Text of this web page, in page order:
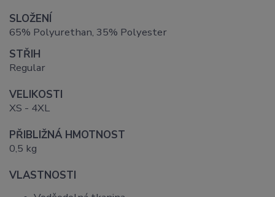
SLOŽENÍ
65% Polyurethan, 35% Polyester
STŘIH
Regular
VELIKOSTI
XS - 4XL
PŘIBLIŽNÁ HMOTNOST
0,5 kg
VLASTNOSTI